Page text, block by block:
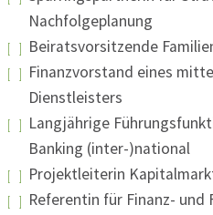
Nachfolgeplanung
Beiratsvorsitzende
Finanzvorstand eines
Dienstleisters
Langjährige
Banking (inter-)national
Projektleiterin
Referentin für Finanz- und